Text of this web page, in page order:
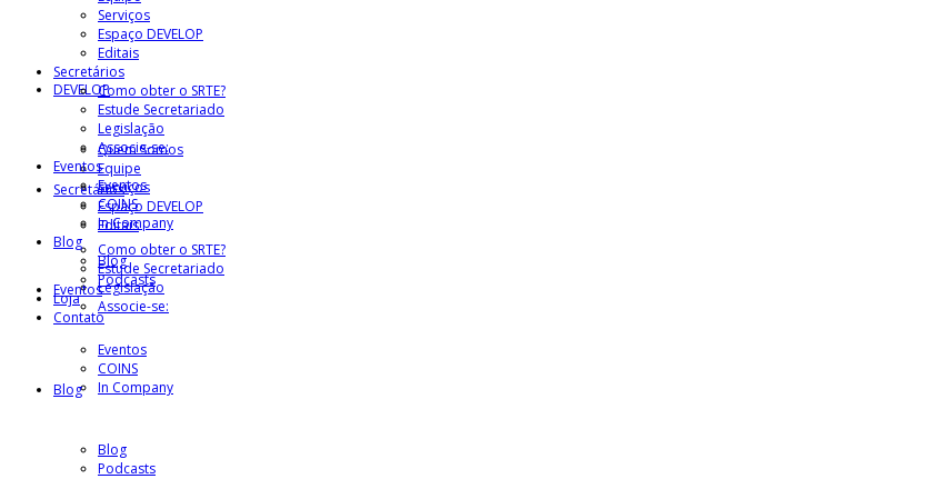
DEVELOP
Quem Somos
Equipe
Serviços
Espaço DEVELOP
Editais
Secretários
Como obter o SRTE?
Estude Secretariado
Legislação
Associe-se:
Eventos
Eventos
COINS
In Company
Blog
Blog
Podcasts
Serviços
Espaço DEVELOP
Editais
Secretários
Como obter o SRTE?
Estude Secretariado
Legislação
Associe-se:
Eventos
Eventos
COINS
In Company
Blog
Blog
Podcasts
Loja
Contato